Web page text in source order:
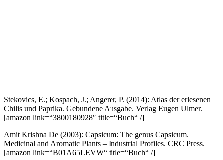
Stekovics, E.; Kospach, J.; Angerer, P. (2014): Atlas der erlesenen
Chilis und Paprika. Gebundene Ausgabe. Verlag Eugen Ulmer.
[amazon link=“3800180928″ title=“Buch“ /]
Amit Krishna De (2003): Capsicum: The genus Capsicum.
Medicinal and Aromatic Plants – Industrial Profiles. CRC Press.
[amazon link=“B01A65LEVW“ title=“Buch“ /]